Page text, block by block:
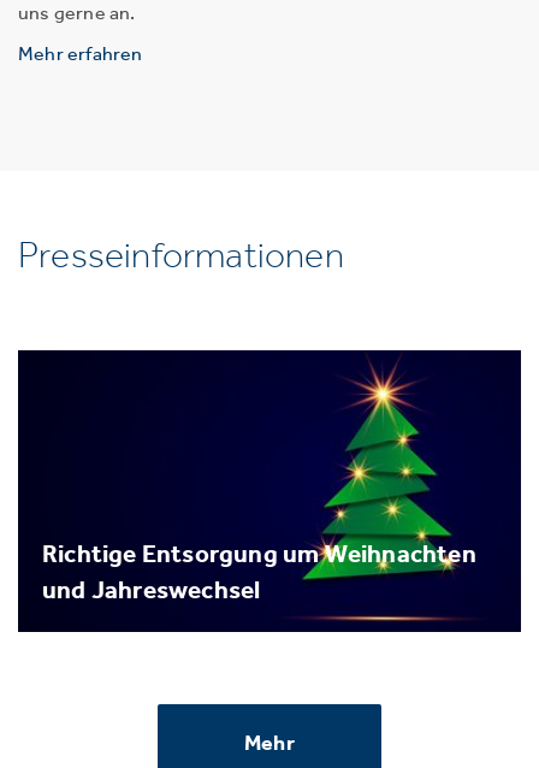
uns gerne an.
Mehr erfahren
Presseinformationen
Richtige Entsorgung um Weihnachten
und Jahreswechsel
Mehr